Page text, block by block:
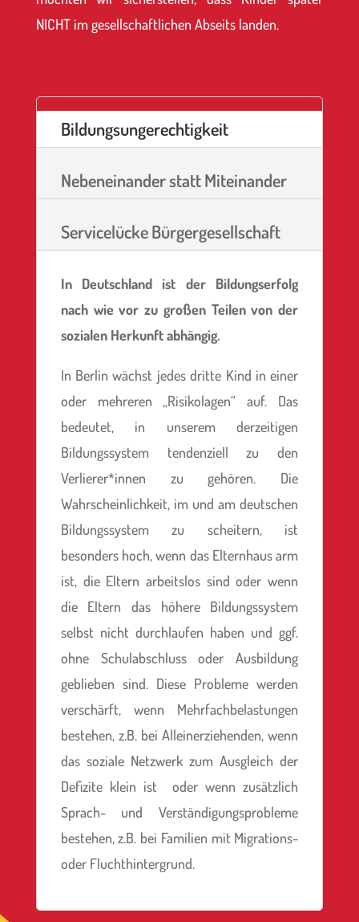
NICHT im gesellschaftlichen Abseits landen.
Bildungsungerechtigkeit
Nebeneinander statt Miteinander
Servicelücke Bürgergesellschaft
In Deutschland ist der Bildungserfolg
nach wie vor zu großen Teilen von der
sozialen Herkunft abhängig.
In Berlin wächst jedes dritte Kind in einer
oder mehreren „Risikolagen“ auf. Das
bedeutet, in unserem derzeitigen
Bildungssystem tendenziell zu den
Verlierer*innen zu gehören. Die
Wahrscheinlichkeit, im und am deutschen
Bildungssystem zu scheitern, ist
besonders hoch, wenn das Elternhaus arm
ist, die Eltern arbeitslos sind oder wenn
die Eltern das höhere Bildungssystem
selbst nicht durchlaufen haben und ggf.
ohne Schulabschluss oder Ausbildung
geblieben sind. Diese Probleme werden
verschärft, wenn Mehrfachbelastungen
bestehen, z.B. bei Alleinerziehenden, wenn
das soziale Netzwerk zum Ausgleich der
Defizite klein ist
oder wenn zusätzlich
Sprach- und Verständigungsprobleme
bestehen, z.B. bei Familien mit Migrations-
oder Fluchthintergrund.